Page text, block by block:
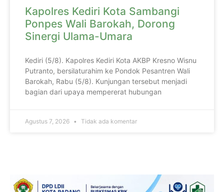
Kapolres Kediri Kota Sambangi
Ponpes Wali Barokah, Dorong
Sinergi Ulama-Umara
Kediri (5/8). Kapolres Kediri Kota AKBP Kresno Wisnu
Putranto, bersilaturahim ke Pondok Pesantren Wali
Barokah, Rabu (5/8). Kunjungan tersebut menjadi
bagian dari upaya mempererat hubungan
Agustus 7, 2026 Tidak ada komentar